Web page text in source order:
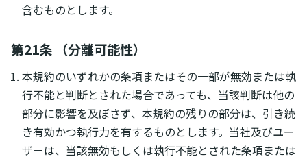
含むものとします。
第21条 （分離可能性）
本規約のいずれかの条項またはその一部が無効または執
行不能と判断とされた場合であっても、当該判断は他の
部分に影響を及ぼさず、本規約の残りの部分は、引き続
き有効かつ執行力を有するものとします。当社及びユー
ザーは、当該無効もしくは執行不能とされた条項または